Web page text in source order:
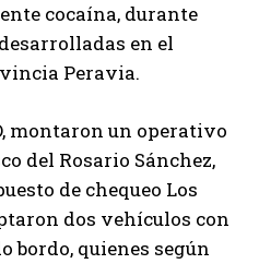
cocaína, durante
en el
Peravia.
montaron un operativo
del Rosario Sánchez,
de chequeo Los
dos vehículos con
bordo, quienes según